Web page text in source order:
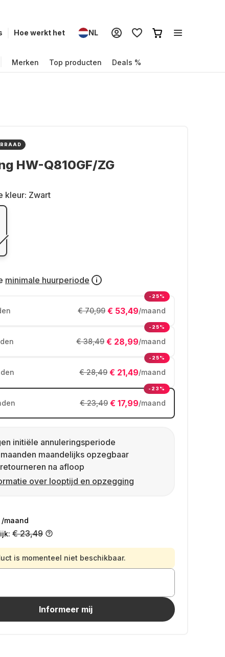
Hoe werkt het NL
Merken Top producten Deals %
HW-Q810GF/ZG
kleur: Zwart
minimale huurperiode
€ 53,49/maand
€ 70,99
-25%
€ 28,99/maand
€ 38,49
-25%
€ 21,49/maand
€ 28,49
-25%
€ 17,99/maand
€ 23,49
-23%
initiële annuleringsperiode
maandelijks opzegbaar
na afloop
over looptijd en opzegging
/maand
€ 23,49
is momenteel niet beschikbaar.
Informeer mij